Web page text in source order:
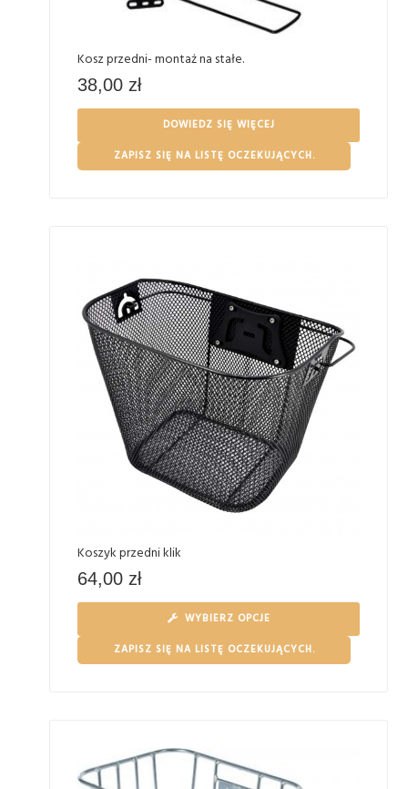
Kosz przedni- montaż na stałe.
38,00 zł
DOWIEDZ SIĘ WIĘCEJ
ZAPISZ SIĘ NA LISTĘ OCZEKUJĄCYCH.
Koszyk przedni klik
64,00 zł
WYBIERZ OPCJE
ZAPISZ SIĘ NA LISTĘ OCZEKUJĄCYCH.